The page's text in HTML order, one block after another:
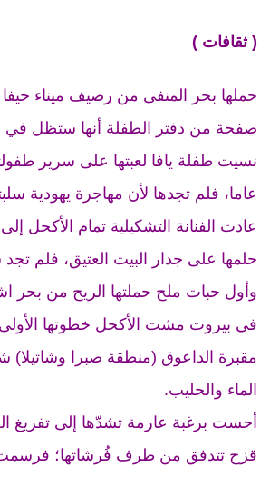
( ثقافات )
حملها بحر المنفى من رصيف ميناء
صفحة من دفتر الطفلة أنها ستظل في
عاما، فلم تجدها لأن مهاجرة يهودية
عادت الفنانة التشكيلية تمام
حلمها على جدار البيت العتيق، فلم
وأول حبات ملح حملتها الريح من بحر
في بيروت مشت الأكحل خطوتها
مقبرة الداعوق (منطقة صبرا وشاتيلا)
الماء والحليب.
أحست برغبة عارمة تشدّها إلى
قزح تتدفق من طرف فُرشاتها؛ فرسمت